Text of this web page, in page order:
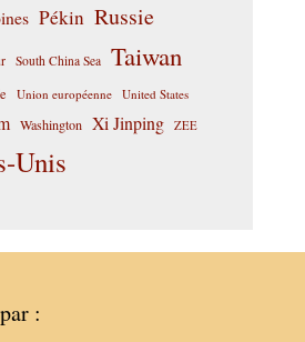
Pékin Russie
South China Sea Taiwan
Union européenne United States
Washington Xi Jinping ZEE
Unis
: